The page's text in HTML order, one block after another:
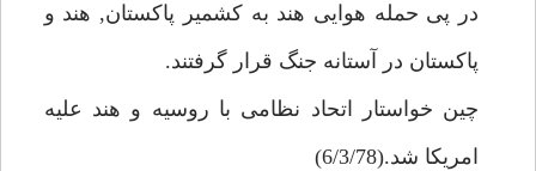
در پى حمله هوايى هند به كشمير پاكستان, هند و
پاكستان در آستانه جنگ قرار گرفتند.
چين خواستار اتحاد نظامى با روسيه و هند عليه
امريكا شد.(6/3/78)